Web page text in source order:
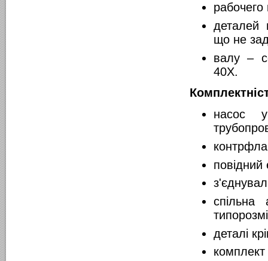
деталей
що не
валу –
40Х.
насос
повідний
спільна
деталі